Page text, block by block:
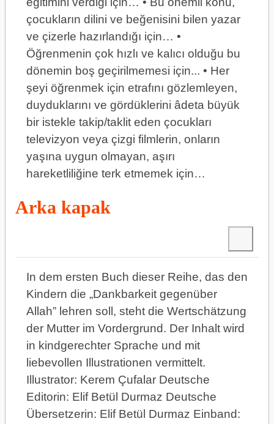
çocukların dilini ve beğenisini bilen yazar
ve çizerle hazırlandığı için… •
Öğrenmenin çok hızlı ve kalıcı olduğu bu
dönemin boş geçirilmemesi için... • Her
şeyi öğrenmek için etrafını gözlemleyen,
duyduklarını ve gördüklerini âdeta büyük
bir istekle takip/taklit eden çocukları
televizyon veya çizgi filmlerin, onların
yaşına uygun olmayan, aşırı
hareketliliğine terk etmemek için…
Arka kapak
In dem ersten Buch dieser Reihe, das den
Kindern die „Dankbarkeit gegenüber
Allah” lehren soll, steht die Wertschätzung
der Mutter im Vordergrund. Der Inhalt wird
in kindgerechter Sprache und mit
liebevollen Illustrationen vermittelt.
Illustrator: Kerem Çufalar Deutsche
Editorin: Elif Betül Durmaz Deutsche
Übersetzerin: Elif Betül Durmaz Einband: